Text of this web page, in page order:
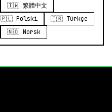
🇹🇼 繁體中文
🇵🇱 Polski
🇹🇷 Türkçe
🇳🇴 Norsk